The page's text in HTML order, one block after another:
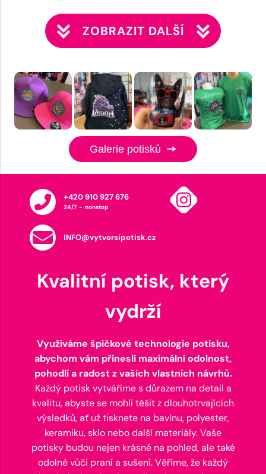
ZOBRAZIT DALŠÍ
Galerie potisků
+420 910 927 676
24/7 - nonstop
INFO@vytvorsipotisk.cz
Kvalitní potisk, který
vydrží
Využíváme špičkové technologie potisku,
abychom vám přinesli maximální odolnost,
pohodlí a radost z vašich vlastních návrhů.
Každý potisk vytváříme s důrazem na detail a
kvalitu, abyste se mohli těšit z dlouhotrvajících
výsledků, ať už tisknete na bavlnu, polyester,
keramiku, sklo nebo další materiály. Vaše
potisky budou nejen krásné na pohled, ale také
odolné vůči praní a sušení. Věříme, že každý